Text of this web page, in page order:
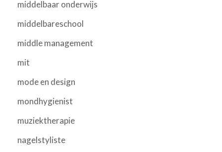
middelbaar onderwijs
middelbareschool
middle management
mit
mode en design
mondhygienist
muziektherapie
nagelstyliste